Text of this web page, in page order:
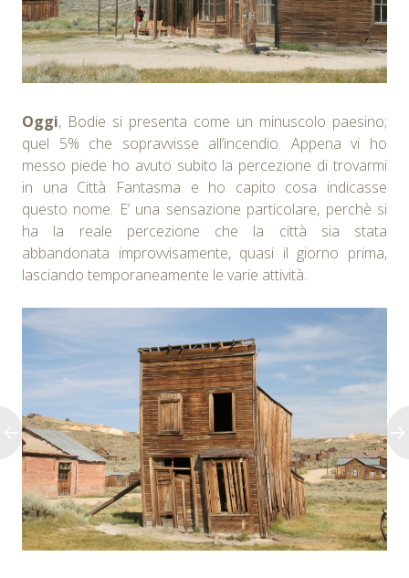
Oggi, Bodie si presenta come un minuscolo paesino;
quel 5% che sopravvisse all’incendio. Appena vi ho
messo piede ho avuto subito la percezione di trovarmi
in una Città Fantasma e ho capito cosa indicasse
questo nome. E’ una sensazione particolare, perchè si
ha la reale percezione che la città sia stata
abbandonata improvvisamente, quasi il giorno prima,
lasciando temporaneamente le varie attività.